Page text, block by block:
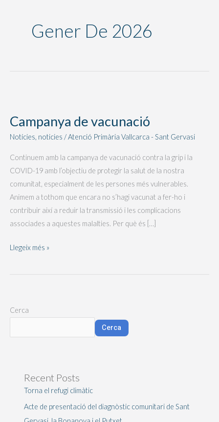
Gener De 2026
Campanya de vacunació
Notícies, noticies /Atenció Primària Vallcarca - Sant Gervasi
Continuem amb la campanya de vacunació contra la grip i la
COVID-19 amb l’objectiu de protegir la salut de la nostra
comunitat, especialment de les persones més vulnerables.
Animem a tothom que encara no s’hagi vacunat a fer-ho i
contribuir així a reduir la transmissió i les complicacions
associades a aquestes malalties. Per què és […]
vacunació
Llegeix més »
Cerca
Cerca
Recent Posts
Torna el refugi climàtic
Acte de presentació del diagnòstic comunitari de Sant